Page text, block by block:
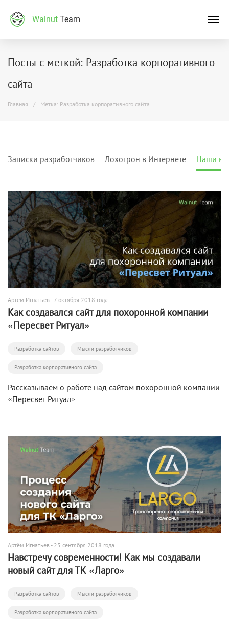
Walnut Team
Посты с меткой: Разработка корпоративного
сайта
Главная Метка: Разработка корпоративного сайта
Записки разработчиков Лохотрон в Интернете Наши
Артём Игнатьев- 7 октября 2018 года
Как создавался сайт для похоронной компании
«Пересвет Ритуал»
Разработка сайтов Мысли разработчиков
Разработка корпоративного сайта
Рассказываем о работе над сайтом похоронной компании
«Пересвет Ритуал»
Артём Игнатьев- 25 сентября 2018 года
Навстречу современности! Как мы создавали
новый сайт для ТК «Ларго»
Разработка сайтов Мысли разработчиков
Разработка корпоративного сайта